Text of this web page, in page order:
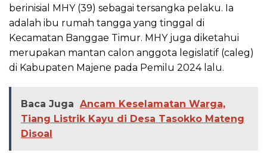
berinisial MHY (39) sebagai tersangka pelaku. Ia
adalah ibu rumah tangga yang tinggal di
Kecamatan Banggae Timur. MHY juga diketahui
merupakan mantan calon anggota legislatif (caleg)
di Kabupaten Majene pada Pemilu 2024 lalu.
Baca Juga Ancam Keselamatan Warga,
Tiang Listrik Kayu di Desa Tasokko Mateng
Disoal